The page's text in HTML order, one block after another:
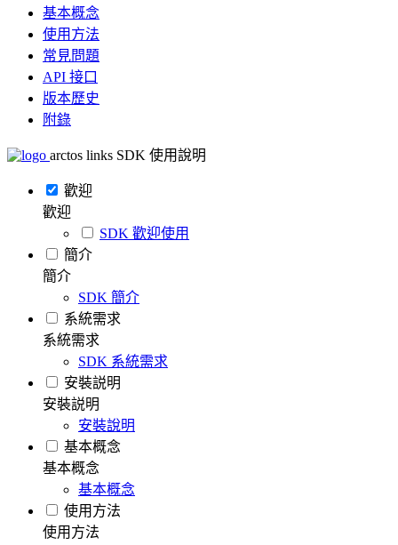
基本概念
使用方法
常見問題
API 接口
版本歷史
附錄
arctos links SDK 使用說明
歡迎
歡迎
SDK 歡迎使用
簡介
簡介
SDK 簡介
系統需求
系統需求
SDK 系統需求
安裝説明
安裝説明
安裝說明
基本概念
基本概念
基本概念
使用方法
使用方法